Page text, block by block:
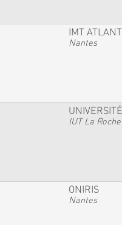
IMT
Nantes
IUT La
ONIRIS
Nantes